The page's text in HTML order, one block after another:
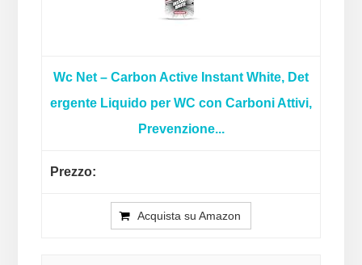
Wc Net – Carbon Active Instant White, Det
ergente Liquido per WC con Carboni Attivi,
Prevenzione...
Acquista su Amazon